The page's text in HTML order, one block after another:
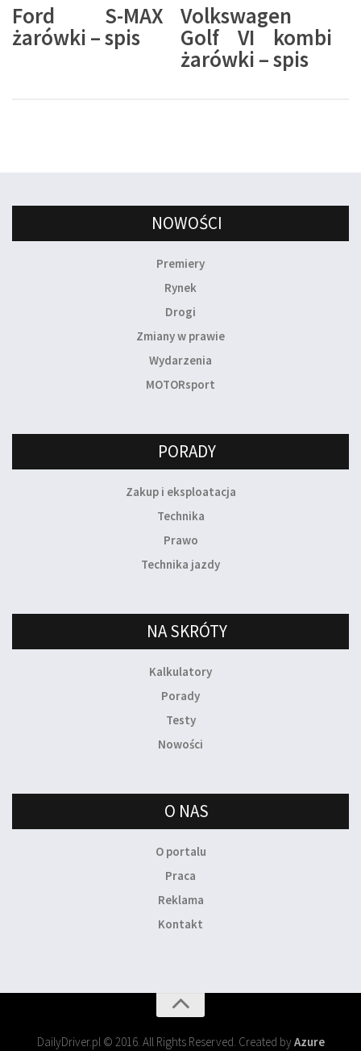
Ford S-MAX
żarówki – spis
Volkswagen
Golf VI kombi
żarówki – spis
NOWOŚCI
Premiery
Rynek
Drogi
Zmiany w prawie
Wydarzenia
MOTORsport
PORADY
Zakup i eksploatacja
Technika
Prawo
Technika jazdy
NA SKRÓTY
Kalkulatory
Porady
Testy
Nowości
O NAS
O portalu
Praca
Reklama
Kontakt
DailyDriver.pl © 2016. All Rights Reserved. Created byAzure